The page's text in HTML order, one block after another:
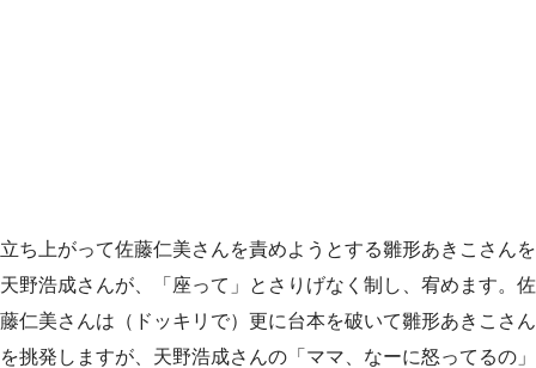
立ち上がって佐藤仁美さんを責めようとする雛形あきこさんを
天野浩成さんが、「座って」とさりげなく制し、宥めます。佐
藤仁美さんは（ドッキリで）更に台本を破いて雛形あきこさん
を挑発しますが、天野浩成さんの「ママ、なーに怒ってるの」